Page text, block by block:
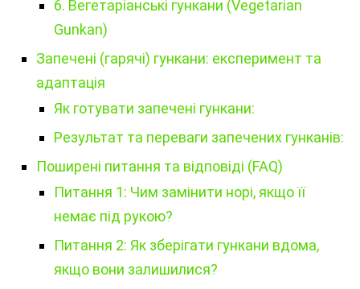
6. Вегетаріанські гункани (Vegetarian
Gunkan)
Запечені (гарячі) гункани: експеримент та
адаптація
Як готувати запечені гункани:
Результат та переваги запечених гунканів:
Поширені питання та відповіді (FAQ)
Питання 1: Чим замінити норі, якщо її
немає під рукою?
Питання 2: Як зберігати гункани вдома,
якщо вони залишилися?